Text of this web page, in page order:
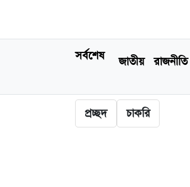
সর্বশেষ জাতীয় রাজনীতি
প্রচ্ছদ চাকরি